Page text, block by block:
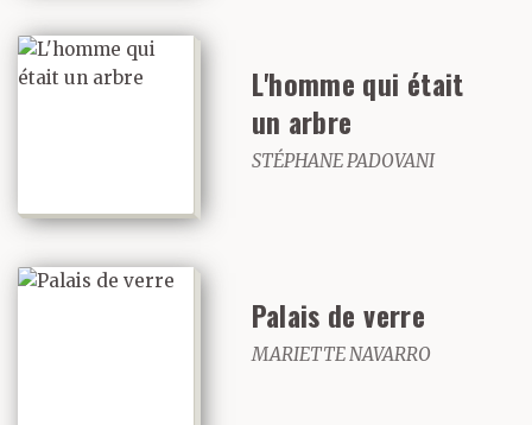
L'homme qui était
un arbre
STÉPHANE PADOVANI
Palais de verre
MARIETTE NAVARRO